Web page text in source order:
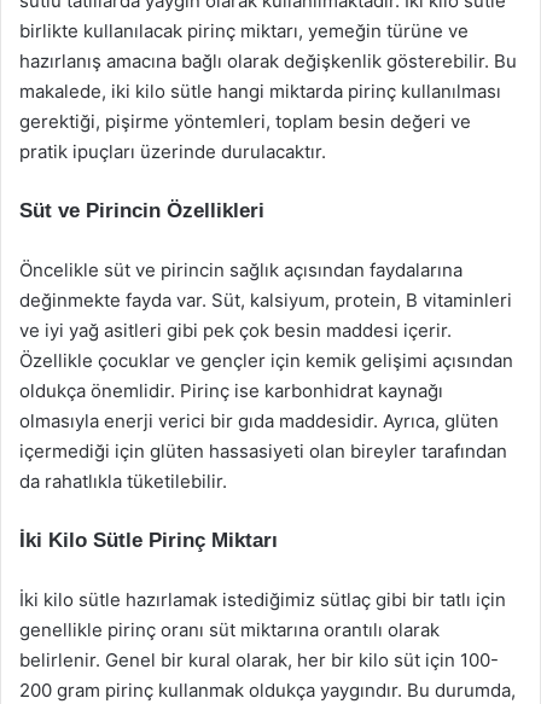
birlikte kullanılacak pirinç miktarı, yemeğin türüne ve
hazırlanış amacına bağlı olarak değişkenlik gösterebilir. Bu
makalede, iki kilo sütle hangi miktarda pirinç kullanılması
gerektiği, pişirme yöntemleri, toplam besin değeri ve
pratik ipuçları üzerinde durulacaktır.
Süt ve Pirincin Özellikleri
Öncelikle süt ve pirincin sağlık açısından faydalarına
değinmekte fayda var. Süt, kalsiyum, protein, B vitaminleri
ve iyi yağ asitleri gibi pek çok besin maddesi içerir.
Özellikle çocuklar ve gençler için kemik gelişimi açısından
oldukça önemlidir. Pirinç ise karbonhidrat kaynağı
olmasıyla enerji verici bir gıda maddesidir. Ayrıca, glüten
içermediği için glüten hassasiyeti olan bireyler tarafından
da rahatlıkla tüketilebilir.
İki Kilo Sütle Pirinç Miktarı
İki kilo sütle hazırlamak istediğimiz sütlaç gibi bir tatlı için
genellikle pirinç oranı süt miktarına orantılı olarak
belirlenir. Genel bir kural olarak, her bir kilo süt için 100-
200 gram pirinç kullanmak oldukça yaygındır. Bu durumda,